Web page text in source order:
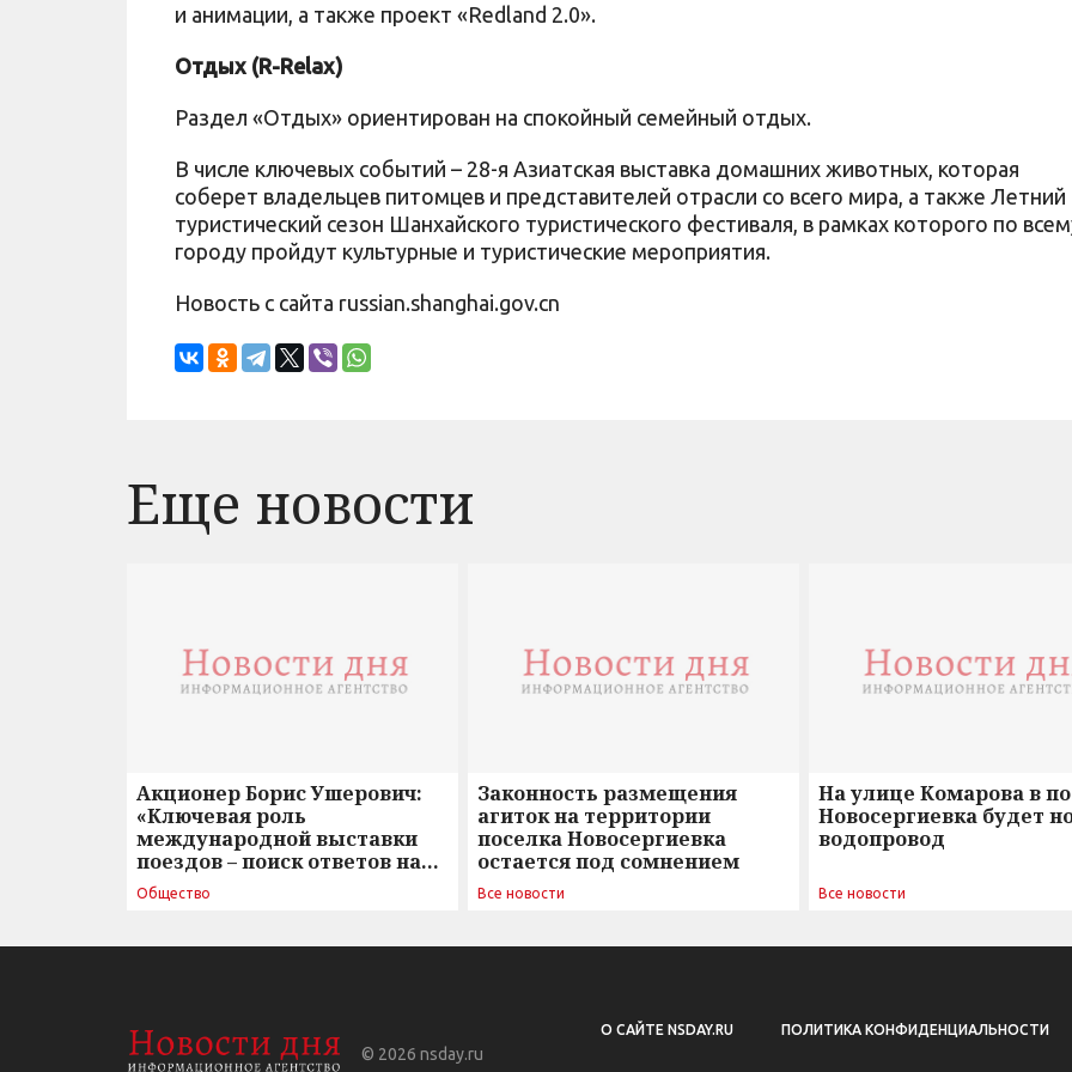
и анимации, а также проект «Redland 2.0».
Отдых (R-Relax)
Раздел «Отдых» ориентирован на спокойный семейный отдых.
В числе ключевых событий – 28-я Азиатская выставка домашних животных, которая
соберет владельцев питомцев и представителей отрасли со всего мира, а также Летний
туристический сезон Шанхайского туристического фестиваля, в рамках которого по
городу пройдут культурные и туристические мероприятия.
Новость с сайта russian.shanghai.gov.cn
Еще новости
Акционер Борис Ушерович:
«Ключевая роль
международной выставки
поездов – поиск ответов на
вызовы времени»
Общество
Законность размещения
агиток на территории
поселка Новосергиевка
остается под сомнением
Все новости
На улице Комарова в
Новосергиевка будет
водопровод
Все новости
© 2026 nsday.ru
О САЙТЕ NSDAY.RU ПОЛИТИКА КОНФИДЕНЦИАЛЬНОСТИ